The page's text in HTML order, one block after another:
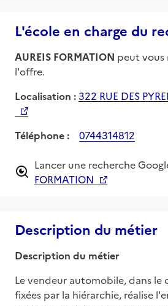
L'école en charge du
AUREIS FORMATION peut vous
l'offre.
Localisation :322 RUE DES
Téléphone : 0744314812
Lancer une recherche
FORMATION
Description du métier
Description du métier
Le vendeur automobile, dans le
fixées par la hiérarchie, réalise